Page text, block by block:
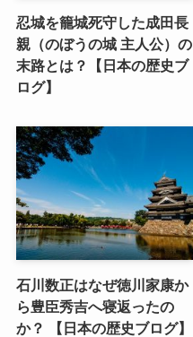
忍城を籠城死守した成田長
親（のぼうの城 主人公）の
末路とは？【日本の歴史ブ
ログ】
石川数正はなぜ徳川家康か
ら豊臣秀吉へ寝返ったの
か？ 【日本の歴史ブログ】